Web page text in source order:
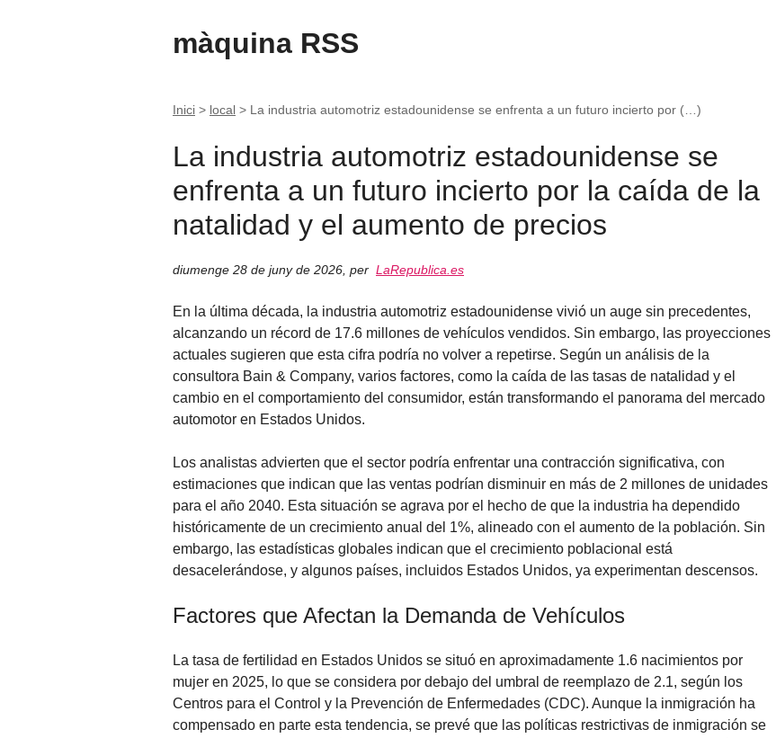
màquina RSS
Inici > local > La industria automotriz estadounidense se enfrenta a un futuro incierto por (…)
La industria automotriz estadounidense se
enfrenta a un futuro incierto por la caída de la
natalidad y el aumento de precios
diumenge 28 de juny de 2026 per LaRepublica.es
En la última década, la industria automotriz estadounidense vivió un auge sin precedentes,
alcanzando un récord de 17.6 millones de vehículos vendidos. Sin embargo, las proyecciones
actuales sugieren que esta cifra podría no volver a repetirse. Según un análisis de la
consultora Bain & Company, varios factores, como la caída de las tasas de natalidad y el
cambio en el comportamiento del consumidor, están transformando el panorama del mercado
automotor en Estados Unidos.
Los analistas advierten que el sector podría enfrentar una contracción significativa, con
estimaciones que indican que las ventas podrían disminuir en más de 2 millones de unidades
para el año 2040. Esta situación se agrava por el hecho de que la industria ha dependido
históricamente de un crecimiento anual del 1%, alineado con el aumento de la población. Sin
embargo, las estadísticas globales indican que el crecimiento poblacional está
desacelerándose, y algunos países, incluidos Estados Unidos, ya experimentan descensos.
Factores que Afectan la Demanda de Vehículos
La tasa de fertilidad en Estados Unidos se situó en aproximadamente 1.6 nacimientos por
mujer en 2025, lo que se considera por debajo del umbral de reemplazo de 2.1, según los
Centros para el Control y la Prevención de Enfermedades (CDC). Aunque la inmigración ha
compensado en parte esta tendencia, se prevé que las políticas restrictivas de inmigración se